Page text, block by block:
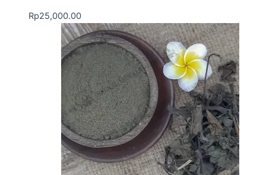
Rp25,000.00